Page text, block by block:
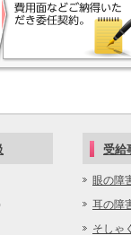
受給
眼の障
耳の障
そしゃ